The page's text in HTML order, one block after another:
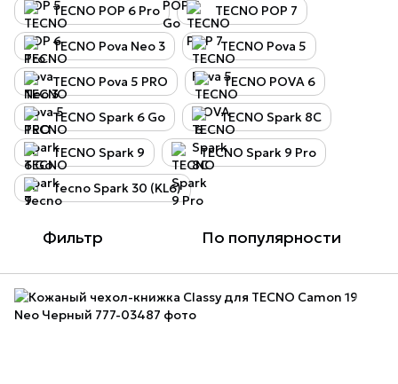
TECNO POP 6 Pro TECNO POP 7
TECNO Pova Neo 3 TECNO Pova 5
TECNO Pova 5 PRO TECNO POVA 6
TECNO Spark 6 Go TECNO Spark 8C
TECNO Spark 9 TECNO Spark 9 Pro
Tecno Spark 30 (KL6)
Фильтр По популярности